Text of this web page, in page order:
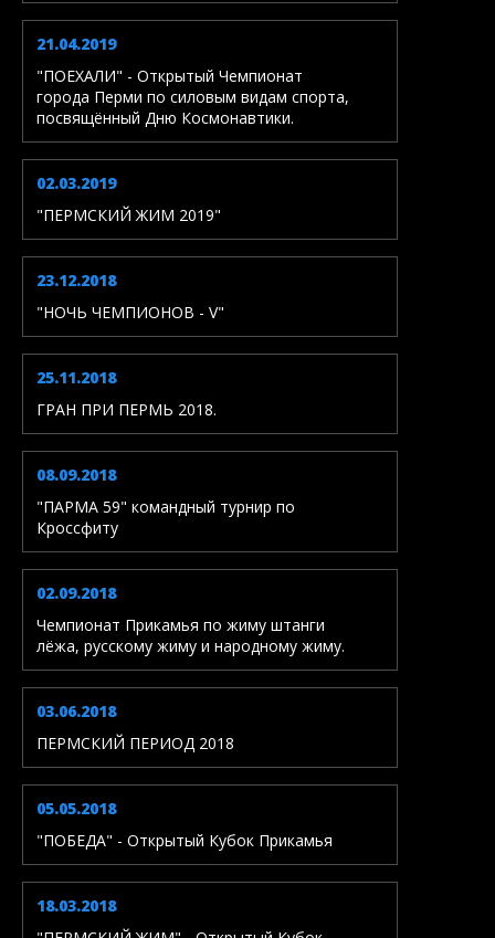
21.04.2019
"ПОЕХАЛИ" - Открытый Чемпионат
города Перми по силовым видам спорта,
посвящённый Дню Космонавтики.
02.03.2019
"ПЕРМСКИЙ ЖИМ 2019"
23.12.2018
"НОЧЬ ЧЕМПИОНОВ - V"
25.11.2018
ГРАН ПРИ ПЕРМЬ 2018.
08.09.2018
"ПАРМА 59" командный турнир по
Кроссфиту
02.09.2018
Чемпионат Прикамья по жиму штанги
лёжа, русскому жиму и народному жиму.
03.06.2018
ПЕРМСКИЙ ПЕРИОД 2018
05.05.2018
"ПОБЕДА" - Открытый Кубок Прикамья
18.03.2018